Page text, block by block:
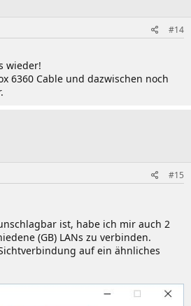
#14
wieder!
6360 Cable und dazwischen noch
#15
ist, habe ich mir auch 2
(GB) LANs zu verbinden.
auf ein ähnliches